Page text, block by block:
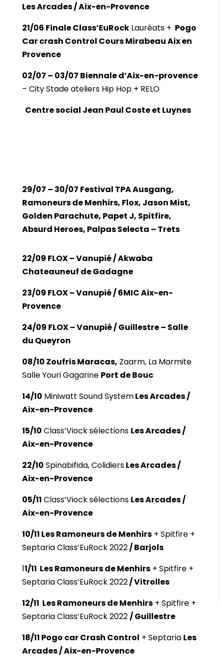
Les Arcades / Aix-en-Provence
21/06 Finale Class’EuRockLauréats + Pogo
Car crash Control Cours Mirabeau Aix en
Provence
02/07 – 03/07 Biennale d’Aix-en-provence
– City Stade ateliers Hip Hop + RELO
Centre social Jean Paul Coste et Luynes
29/07 – 30/07 Festival TPA Ausgang,
Ramoneurs de Menhirs, Flox, Jason Mist,
Golden Parachute, Papet J, Spitfire,
Absurd Heroes, Palpas Selecta – Trets
22/09 FLOX – Vanupié / Akwaba
Chateauneuf de Gadagne
23/09 FLOX – Vanupié / 6MIC Aix-en-
Provence
24/09 FLOX – Vanupié / Guillestre – Salle
du Queyron
08/10 Zoufris Maracas, Zaarm, La Marmite
Salle Youri Gagarine Port de Bouc
14/10 Miniwatt Sound SystemLes Arcades /
Aix-en-Provence
15/10 Class’Viock sélections Les Arcades /
Aix-en-Provence
22/10 Spinabifida, ColidiersLes Arcades /
Aix-en-Provence
05/11 Class’Viock sélections Les Arcades /
Aix-en-Provence
10/11 Les Ramoneurs de Menhirs+ Spitfire +
Septaria Class’EuRock 2022/ Barjols
11/11 Les Ramoneurs de Menhirs+ Spitfire +
Septaria Class’EuRock 2022/ Vitrolles
12/11 Les Ramoneurs de Menhirs+ Spitfire +
Septaria Class’EuRock 2022/ Guillestre
18/11 Pogo car Crash Control + Septaria Les
Arcades / Aix-en-Provence